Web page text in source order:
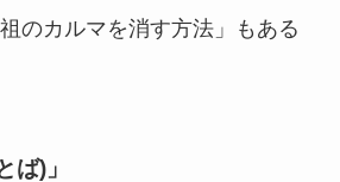
のカルマを消す方法」もある
ば)」